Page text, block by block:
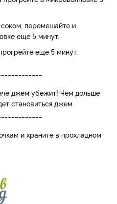
перемешайте и
еще 5 минут.
еще 5 минут.
джем убежит! Чем дольше
становиться джем.
и храните в прохладном